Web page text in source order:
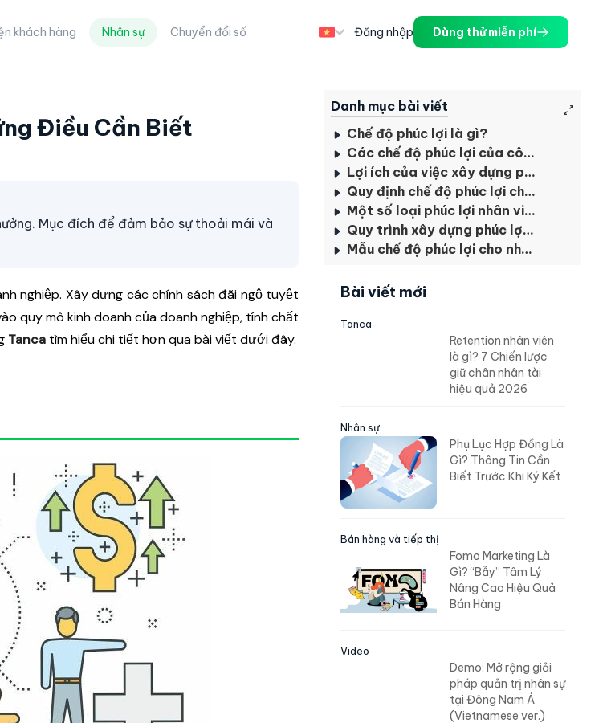
khách hàng Nhân sự Chuyển đổi số Đăng nhập Dùng thử miễn phí
Điều Cần Biết
Mục đích để đảm bảo sự thoải mái và
nghiệp. Xây dựng các chính sách đãi ngộ tuyệt
quy mô kinh doanh của doanh nghiệp, tính chất
Tanca tìm hiểu chi tiết hơn qua bài viết dưới đây.
Danh mục bài viết
Chế độ phúc lợi là gì?
Các chế độ phúc lợi của công ty
Lợi ích của việc xây dựng phúc lợi cho nhân viên
Quy định chế độ phúc lợi cho nhân viên
Một số loại phúc lợi nhân viên doanh nghiệp cần biết
Quy trình xây dựng phúc lợi cho nhân viên là gì?
Mẫu chế độ phúc lợi cho nhân viên
Bài viết mới
Tanca
Retention nhân viên
là gì? 7 Chiến lược
giữ chân nhân tài
hiệu quả 2026
Nhân sự
Phụ Lục Hợp Đồng Là
Gì? Thông Tin Cần
Biết Trước Khi Ký Kết
Bán hàng và tiếp thị
Fomo Marketing Là
Gì? “Bẫy” Tâm Lý
Nâng Cao Hiệu Quả
Bán Hàng
Video
Demo: Mở rộng giải
pháp quản trị nhân sự
tại Đông Nam Á
(Vietnamese ver.)